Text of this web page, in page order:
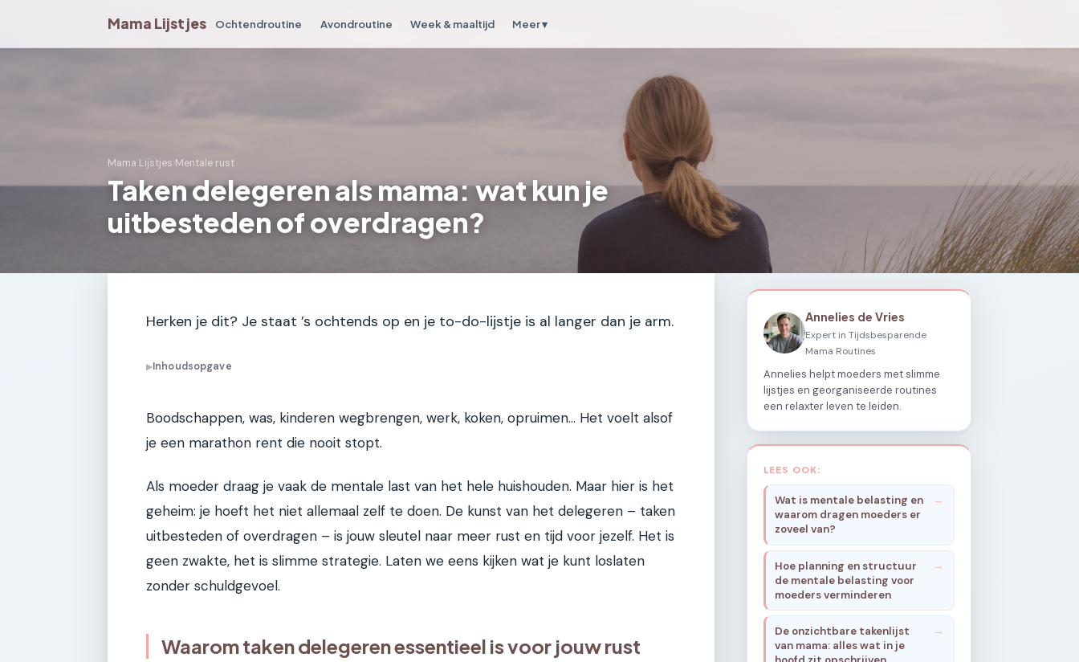
Mama Lijstjes Ochtendroutine Avondroutine Week & maaltijd Meer ▾
Mama Lijstjes Mentale rust
Taken delegeren als mama: wat kun je
uitbesteden of overdragen?
Herken je dit? Je staat ’s ochtends op en je to-do-lijstje is al langer dan je arm.
▶Inhoudsopgave
Boodschappen, was, kinderen wegbrengen, werk, koken, opruimen... Het voelt alsof
je een marathon rent die nooit stopt.
Als moeder draag je vaak de mentale last van het hele huishouden. Maar hier is het
geheim: je hoeft het niet allemaal zelf te doen. De kunst van het delegeren – taken
uitbesteden of overdragen – is jouw sleutel naar meer rust en tijd voor jezelf. Het is
geen zwakte, het is slimme strategie. Laten we eens kijken wat je kunt loslaten
zonder schuldgevoel.
Waarom taken delegeren essentieel is voor jouw rust
Annelies de Vries
Expert in Tijdsbesparende
Mama Routines
Annelies helpt moeders met slimme
lijstjes en georganiseerde routines
een relaxter leven te leiden.
LEES OOK:
Wat is mentale belasting en
waarom dragen moeders er
zoveel van?
Hoe planning en structuur
de mentale belasting voor
moeders verminderen
De onzichtbare takenlijst
van mama: alles wat in je